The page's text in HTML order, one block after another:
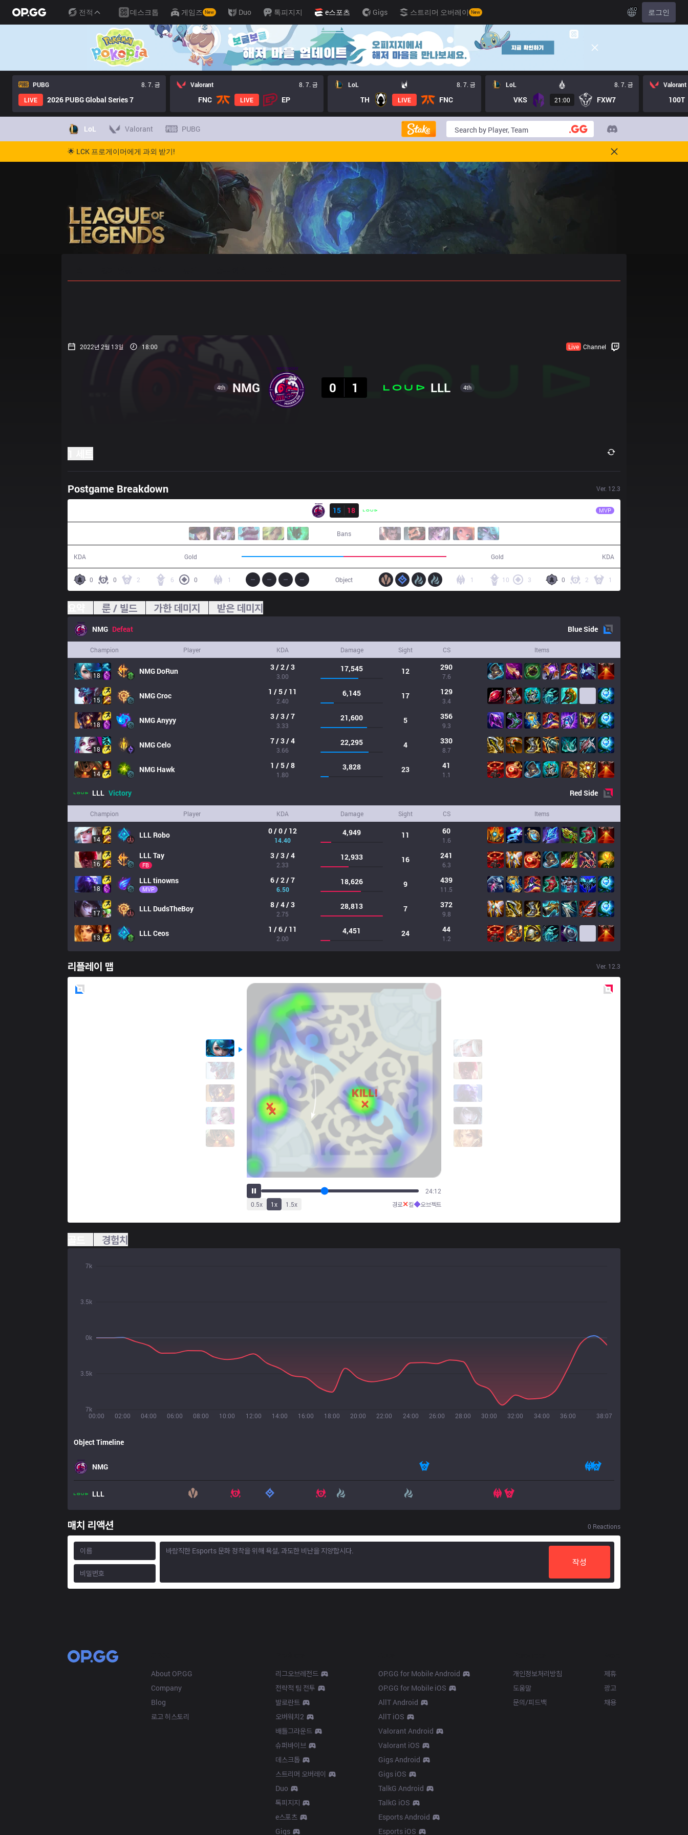
전적 데스크톱 게임즈 New Duo 톡피지지 e스포츠 Gigs 스트리머 오버레이 New KO 로그인
PUBG
8. 7. 금
LIVE
2026 PUBG Global Series 7
Valorant 8. 7. 금
FNC LIVE EP
LoL 8. 7. 금
TH LIVE FNC
LoL 8. 7. 금
VKS 21:00 FXW7
Valorant
100T
LoL Valorant PUBG
🌟 LCK 프로게이머에게 과외 받기!
2022년 2월 13일 18:00 Live Channel
4th NMG
0
1 LLL 4th
Postgame Breakdown Ver. 12.3
15
18 MVP
Bans
KDA Gold Gold KDA
0 0 2 6 0 1 0 2 1
10 3
1
Object
룬 / 빌드 가한 데미지 받은 데미지
NMG Defeat BlueSide
Champion Player KDA Damage Sight CS Items
18 NMG DoRun 3 / 2 / 3
3.00
17,545 12 290
7.6
15 NMGCroc 1 / 5 / 11
2.40
6,145 17 129
3.4
18 NMGAnyyy 3 / 3 / 7
3.33
21,600 5 356
9.3
18 NMGCelo 7 / 3 / 4
3.66
22,295 4 330
8.7
14 NMG Hawk 1 / 5 / 8
1.80
3,828 23 41
1.1
LLL Victory RedSide
Champion Player KDA Damage Sight CS Items
14 LLL Robo 0 / 0 / 12
14.40
4,949 11 60
1.6
16
LLLTay
FB
3 / 3 / 4
2.33
12,933 16 241
6.3
18
LLLtinowns
MVP
6 / 2 / 7
6.50
18,626 9 439
11.5
17 LLL DudsTheBoy 8 / 4 / 3
2.75
28,813 7 372
9.8
13 LLLCeos 1 / 6 / 11
2.00
4,451 24 44
1.2
리플레이 맵 Ver. 12.3
30:06
0.5x 1x 1.5x 경로✕킬◆오브젝트
경험치
00:00 02:00 04:00 06:00 08:00 10:00 12:00 14:00 16:00 18:00 20:00 22:00 24:00 26:00 28:00 30:00 32:00 34:00 36:00 38:07
7k
3.5k
0k
3.5k
7k
Object Timeline
NMG
LLL
매치 리액션 0 Reactions
작성
About OP.GG
Company
Blog
로고 히스토리
리그오브레전드
전략적 팀 전투
발로란트
오버워치2
배틀그라운드
슈퍼바이브
데스크톱
스트리머 오버레이
Duo
톡피지지
e스포츠
Gigs
OP.GG for Mobile Android
OP.GG for Mobile iOS
AllT Android
AllT iOS
Valorant Android
Valorant iOS
Gigs Android
Gigs iOS
TalkG Android
TalkG iOS
Esports Android
Esports iOS
개인정보처리방침
도움말
문의/피드백
제휴
광고
채용